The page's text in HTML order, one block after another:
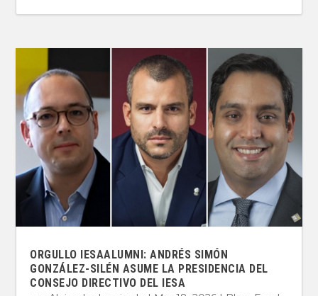
ORGULLO IESAALUMNI: ANDRÉS SIMÓN
GONZÁLEZ-SILÉN ASUME LA PRESIDENCIA DEL
CONSEJO DIRECTIVO DEL IESA